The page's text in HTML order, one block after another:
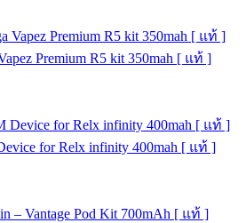
Premium R5 kit 350mah [ แท้ ]
for Relx infinity 400mah [ แท้ ]